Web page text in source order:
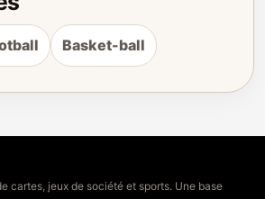
Basket-ball
cartes, jeux de société et sports. Une base